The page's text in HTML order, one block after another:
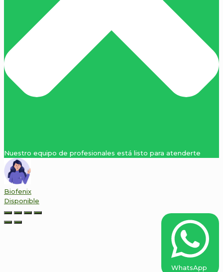
Nuestro equipo de profesionales está listo para atenderte
Biofenix
Disponible
WhatsApp